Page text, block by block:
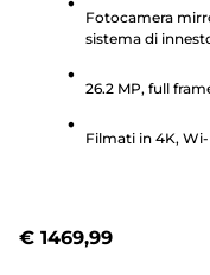
Fotocamera
sistema di
26.2 MP, full
Filmati in 4K,
€ 1469,99